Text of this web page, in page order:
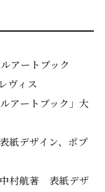
アートブック
ヴィス
アートブック」大
紙デザイン、ポプ
中村航著 表紙デザ